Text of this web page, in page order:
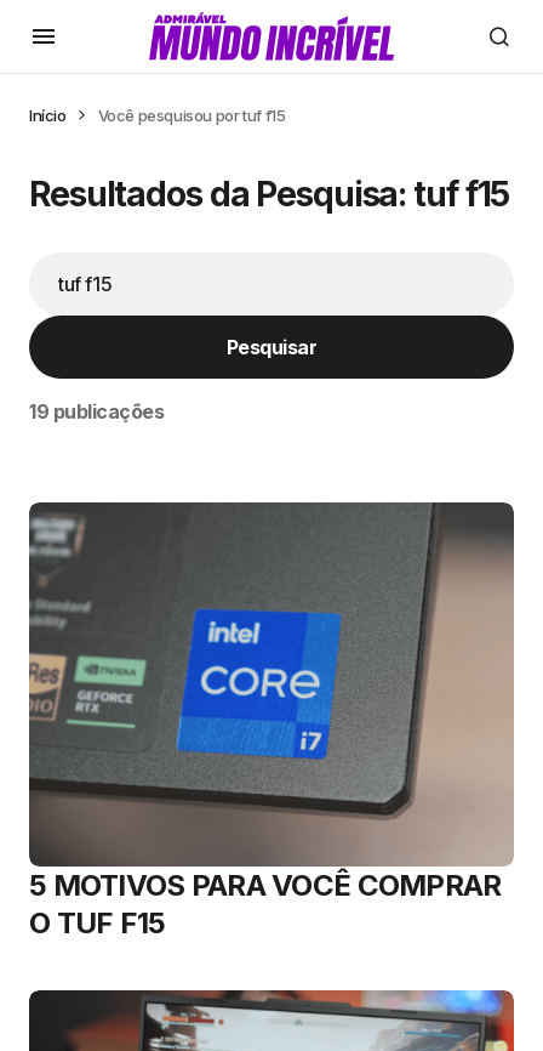
Início Você pesquisou por tuf f15
Resultados da Pesquisa: tuf f15
Pesquisar
19 publicações
5 MOTIVOS PARA VOCÊ COMPRAR
O TUF F15